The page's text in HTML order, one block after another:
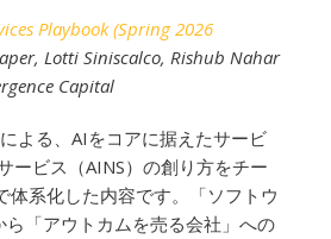
Playbook (Spring 2026
Lotti Siniscalco, Rishub Nahar
Capital
よる、AIをコアに据えたサービ
ービス（AINS）の創り方をチー
体系化した内容です。「ソフトウ
ら「アウトカムを売る会社」への